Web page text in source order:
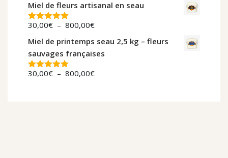
Miel de fleurs artisanal en seau
Note5.00
30,00€ – 800,00€
Miel de printemps seau 2,5 kg – fleurs
sauvages françaises
Note5.00
30,00€ – 800,00€